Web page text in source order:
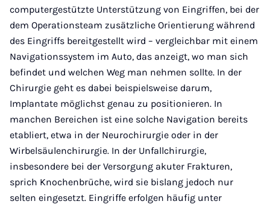
computergestützte Unterstützung von Eingriffen, bei der
dem Operationsteam zusätzliche Orientierung während
des Eingriffs bereitgestellt wird – vergleichbar mit einem
Navigationssystem im Auto, das anzeigt, wo man sich
befindet und welchen Weg man nehmen sollte. In der
Chirurgie geht es dabei beispielsweise darum,
Implantate möglichst genau zu positionieren. In
manchen Bereichen ist eine solche Navigation bereits
etabliert, etwa in der Neurochirurgie oder in der
Wirbelsäulenchirurgie. In der Unfallchirurgie,
insbesondere bei der Versorgung akuter Frakturen,
sprich Knochenbrüche, wird sie bislang jedoch nur
selten eingesetzt. Eingriffe erfolgen häufig unter